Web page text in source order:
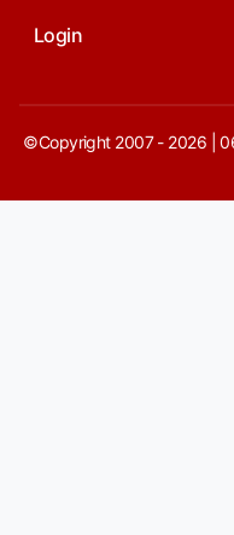
Login
©Copyright 2007 - 2026 |